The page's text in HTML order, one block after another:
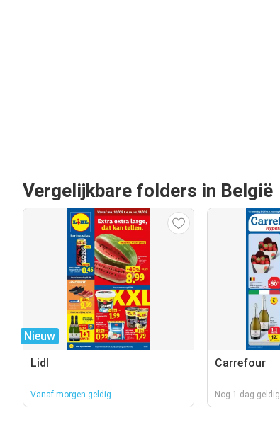
Vergelijkbare folders in België
Nieuw
Lidl
Vanaf morgen geldig
Carrefour
Nog 1 dag geldig